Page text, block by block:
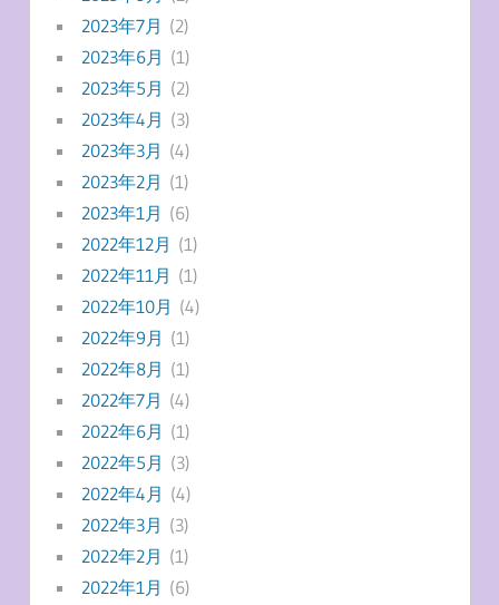
2023年7月 (2)
2023年6月 (1)
2023年5月 (2)
2023年4月 (3)
2023年3月 (4)
2023年2月 (1)
2023年1月 (6)
2022年12月 (1)
2022年11月 (1)
2022年10月 (4)
2022年9月 (1)
2022年8月 (1)
2022年7月 (4)
2022年6月 (1)
2022年5月 (3)
2022年4月 (4)
2022年3月 (3)
2022年2月 (1)
2022年1月 (6)